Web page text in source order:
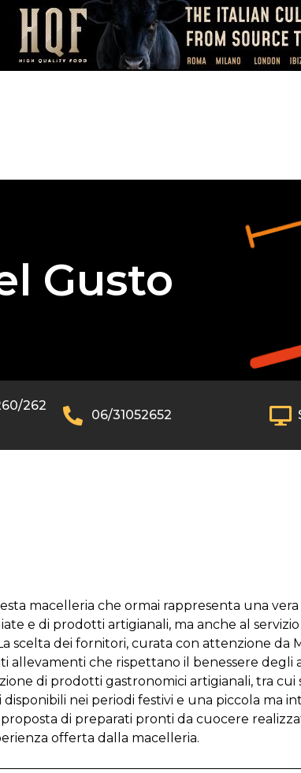
Gusto
262
06/31052652
macelleria che ormai rappresenta una
e di prodotti artigianali, ma anche al
dei fornitori, curata con attenzione da
che rispettano il benessere degli
di prodotti gastronomici artigianali, tra cui
nei periodi festivi e una piccola ma
di preparati pronti da cuocere
offerta dalla macelleria.